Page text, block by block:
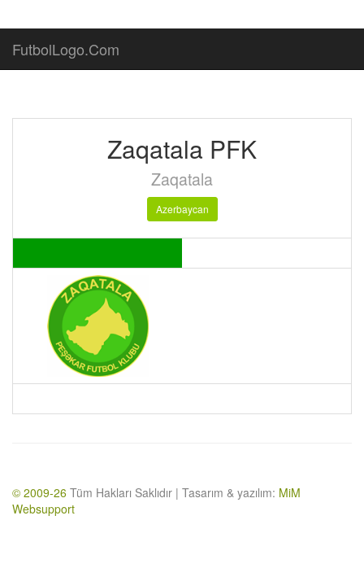
FutbolLogo.Com
Zaqatala PFK
Zaqatala
Azerbaycan
© 2009-26 Tüm Hakları Saklıdır | Tasarım & yazılım: MiM
Websupport